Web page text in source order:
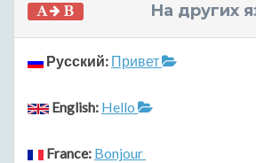
На других
Русский: Привет
English: Hello
France: Bonjour